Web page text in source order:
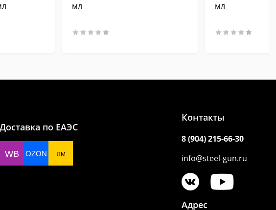
мл
мл
Доставка по ЕАЭС
WB OZON ЯМ
Контакты
8 (904) 215-66-30
info@steel-gun.ru
Адрес